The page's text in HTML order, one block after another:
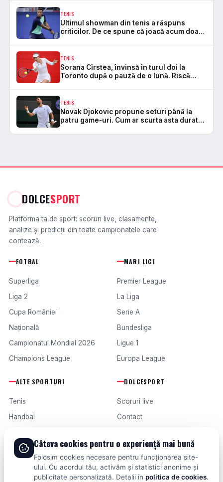
TENIS
Ultimul showman din tenis a răspuns
criticilor. De ce spune că joacă acum doar
TENIS
Sorana Cîrstea, învinsă în turul doi la
Toronto după o pauză de o lună. Riscă
TENIS
Novak Djokovic propune seturi până la
patru game-uri. Cum ar scurta asta durata
DOLCESPORT
Platforma ta de sport: scoruri live, clasamente,
analize și predicții din toate campionatele care
contează.
FOTBAL
Superliga
Liga 2
Cupa României
Națională
Campionatul Mondial 2026
Champions League
MARI LIGI
Premier League
La Liga
Serie A
Bundesliga
Ligue 1
Europa League
ALTE SPORTURI
Tenis
Handbal
Formula 1
Fotbal intern
Fotbal extern
DOLCESPORT
Scoruri live
Contact
Termeni și condiții
Câteva cookies pentru o experiență mai bună
Folosim cookies necesare pentru funcționarea site-
ului. Cu acordul tău, activăm și statistici anonime și
publicitate personalizată. Detalii în politica de cookies.